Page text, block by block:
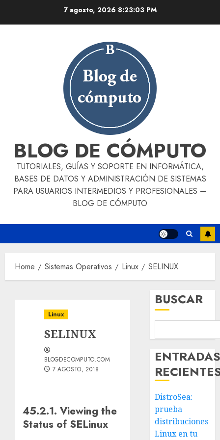
7 agosto, 2026 8:23:04 PM
BLOG DE CÓMPUTO
TUTORIALES, GUÍAS Y SOPORTE EN INFORMÁTICA,
BASES DE DATOS Y ADMINISTRACIÓN DE SISTEMAS
PARA USUARIOS INTERMEDIOS Y PROFESIONALES —
BLOG DE CÓMPUTO
Home Sistemas Operativos Linux SELINUX
Linux
SELINUX
BLOGDECOMPUTO.COM
7 AGOSTO, 2018
45.2.1. Viewing the
Status of SELinux
BUSCAR
DistroSea:
prueba
distribuciones
Linux en tu